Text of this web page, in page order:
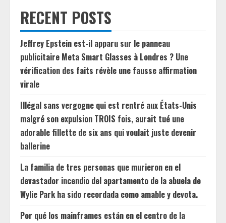
RECENT POSTS
Jeffrey Epstein est-il apparu sur le panneau
publicitaire Meta Smart Glasses à Londres ? Une
vérification des faits révèle une fausse affirmation
virale
Illégal sans vergogne qui est rentré aux États-Unis
malgré son expulsion TROIS fois, aurait tué une
adorable fillette de six ans qui voulait juste devenir
ballerine
La familia de tres personas que murieron en el
devastador incendio del apartamento de la abuela de
Wylie Park ha sido recordada como amable y devota.
Por qué los mainframes están en el centro de la